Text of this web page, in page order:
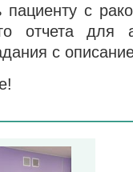
с
отчета
с